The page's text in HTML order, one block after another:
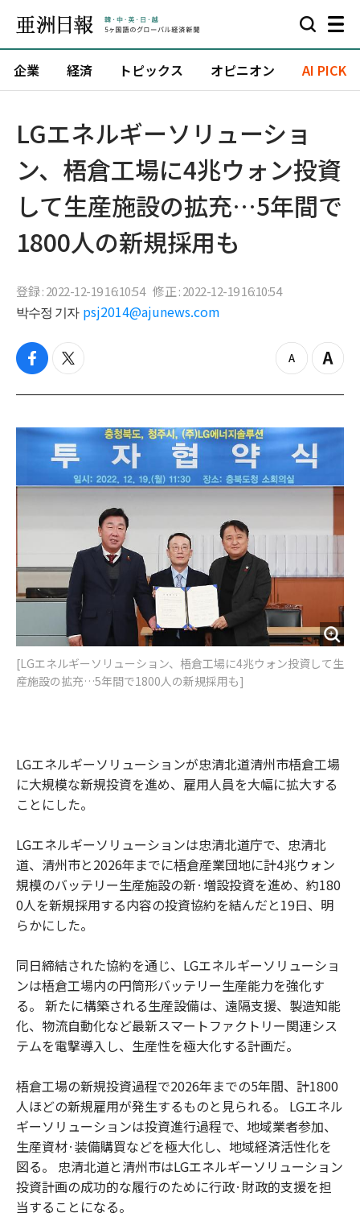
企業 経済 トピックス オピニオン AI PICK
​LGエネルギーソリューショ
ン、梧倉工場に4兆ウォン投資
して生産施設の拡充…5年間で
1800人の新規採用も
登録 : 2022-12-19 16:10:54 修正 : 2022-12-19 16:10:54
박수정 기자 psj2014@ajunews.com
f
c
b
o
t
i
t
e
r
z
o
o
u
t
Z
o
i
[​LGエネルギーソリューション、梧倉工場に4兆ウォン投資して生
産施設の拡充…5年間で1800人の新規採用も]
LGエネルギーソリューションが忠清北道清州市梧倉工場
に大規模な新規投資を進め、雇用人員を大幅に拡大する
ことにした。
LGエネルギーソリューションは忠清北道庁で、忠清北
道、清州市と2026年までに梧倉産業団地に計4兆ウォン
規模のバッテリー生産施設の新·増設投資を進め、約180
0人を新規採用する内容の投資協約を結んだと19日、明
らかにした。
同日締結された協約を通じ、LGエネルギーソリューショ
ンは梧倉工場内の円筒形バッテリー生産能力を強化す
る。 新たに構築される生産設備は、遠隔支援、製造知能
化、物流自動化など最新スマートファクトリー関連シス
テムを電撃導入し、生産性を極大化する計画だ。
梧倉工場の新規投資過程で2026年までの5年間、計1800
人ほどの新規雇用が発生するものと見られる。 LGエネル
ギーソリューションは投資進行過程で、地域業者参加、
生産資材·装備購買などを極大化し、地域経済活性化を
図る。 忠清北道と清州市はLGエネルギーソリューション
投資計画の成功的な履行のために行政·財政的支援を担
当することになる。